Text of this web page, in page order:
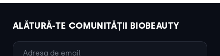
ALĂTURĂ-TE COMUNITĂȚII BIOBEAUTY